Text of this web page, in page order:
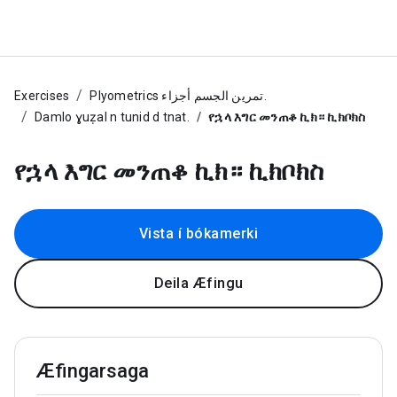
Exercises
Damlo ɣuẓal n tunid d tnat.
የኋላ እግር መንጠቆ ኪክ። ኪክቦክስ
የኋላ እግር መንጠቆ ኪክ። ኪክቦክስ
Vista í bókamerki
Deila Æfingu
Æfingarsaga